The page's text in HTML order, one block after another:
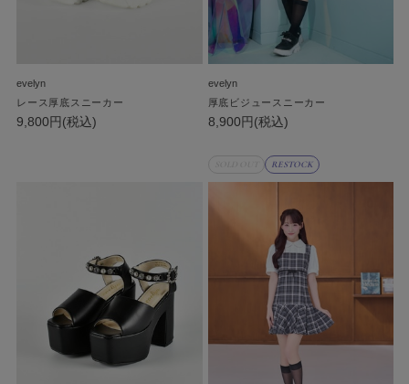
evelyn
レース厚底スニーカー
9,800円(税込)
evelyn
厚底ビジュースニーカー
8,900円(税込)
RESTOCK